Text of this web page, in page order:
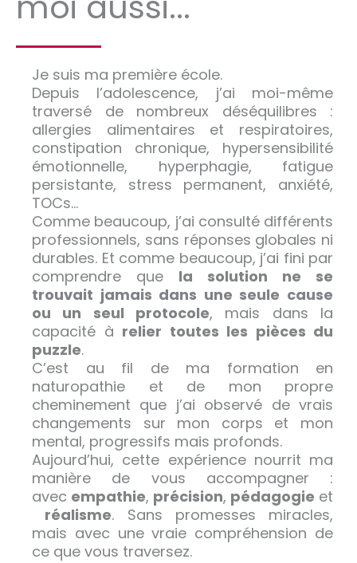
Je suis ma première école.
Depuis l’adolescence, j’ai moi-même
traversé de nombreux déséquilibres :
allergies alimentaires et respiratoires,
constipation chronique, hypersensibilité
émotionnelle, hyperphagie, fatigue
persistante, stress permanent, anxiété,
TOCs…
Comme beaucoup, j’ai consulté différents
professionnels, sans réponses globales ni
durables. Et comme beaucoup, j’ai fini par
comprendre que la solution ne se
trouvait jamais dans une seule cause
ou un seul protocole, mais dans la
capacité à relier toutes les pièces du
puzzle.
C’est au fil de ma formation en
naturopathie et de mon propre
cheminement que j’ai observé de vrais
changements sur mon corps et mon
mental, progressifs mais profonds.
Aujourd’hui, cette expérience nourrit ma
manière de vous accompagner :
avec empathie, précision, pédagogie et
réalisme. Sans promesses miracles,
mais avec une vraie compréhension de
ce que vous traversez.